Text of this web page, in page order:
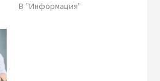
В "Информация"